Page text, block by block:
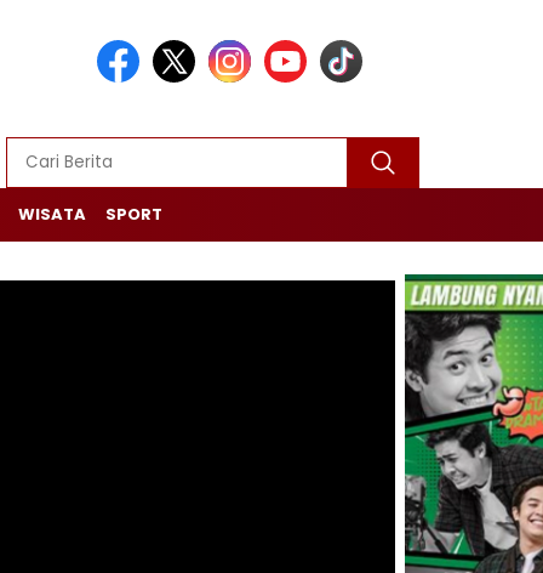
WISATA SPORT